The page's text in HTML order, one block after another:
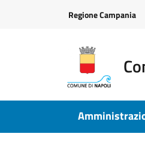
Regione Campania